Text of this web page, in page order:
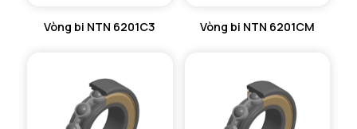
Vòng bi NTN 6201C3 Vòng bi NTN 6201CM